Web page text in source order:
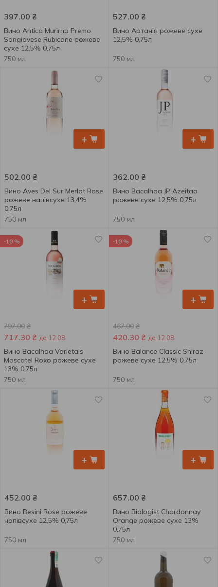
397.00 ₴
Вино Antica Murirna Premo
Sangiovese Rubicone рожеве
сухе 12,5% 0,75л
750 мл
527.00 ₴
Вино Артанія рожеве сухе
12,5% 0,75л
750 мл
+
502.00 ₴
Вино Aves Del Sur Merlot Rose
рожеве напівсухе 13,4%
0,75л
750 мл
+
362.00 ₴
Вино Bacalhoa JP Azeitao
рожеве сухе 12,5% 0,75л
750 мл
+
-10 %
797.00 ₴
717.30 ₴ до 12.08
Вино Bacalhoa Varietals
Moscatel Roxo рожеве сухе
13% 0,75л
750 мл
+
-10 %
467.00 ₴
420.30 ₴ до 12.08
Вино Balance Classic Shiraz
рожеве сухе 12,5% 0,75л
750 мл
+
452.00 ₴
Вино Besini Rose рожеве
напівсухе 12,5% 0,75л
750 мл
+
657.00 ₴
Вино Biologist Chardonnay
Orange рожеве сухе 13%
0,75л
750 мл